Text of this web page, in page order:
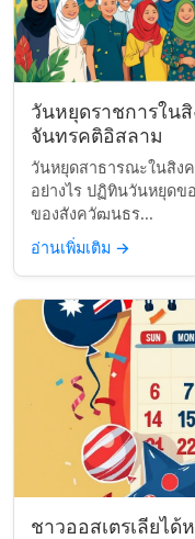
วันหยุดราชการใน
จันทรคติอิสลาม
วันหยุดสาธารณะในสิง
อย่างไร ปฏิทินวันหยุดข
ของสังควัฒนธร...
อ่านเพิ่มเติม →
ชาวออสเตรเลียไ